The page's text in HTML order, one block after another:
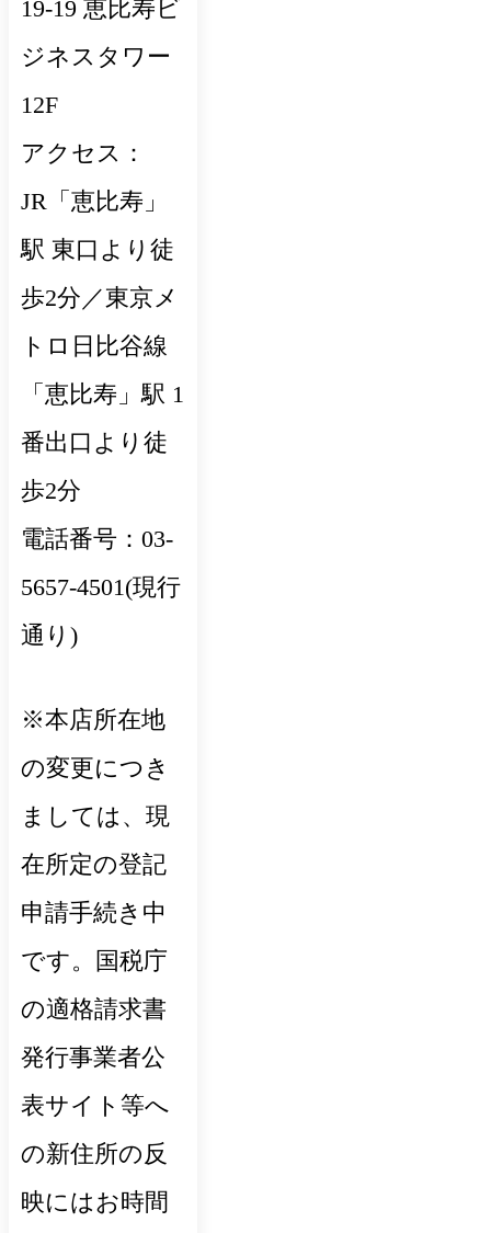
19-19 恵比寿ビ
ジネスタワー
12F
アクセス：
JR「恵比寿」
駅 東口より徒
歩2分／東京メ
トロ日比谷線
「恵比寿」駅 1
番出口より徒
歩2分
電話番号：03-
5657-4501(現行
通り)
※本店所在地
の変更につき
ましては、現
在所定の登記
申請手続き中
です。国税庁
の適格請求書
発行事業者公
表サイト等へ
の新住所の反
映にはお時間